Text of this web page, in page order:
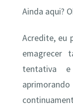
Ainda aqui?
Acredite, eu
emagrecer
tentativa